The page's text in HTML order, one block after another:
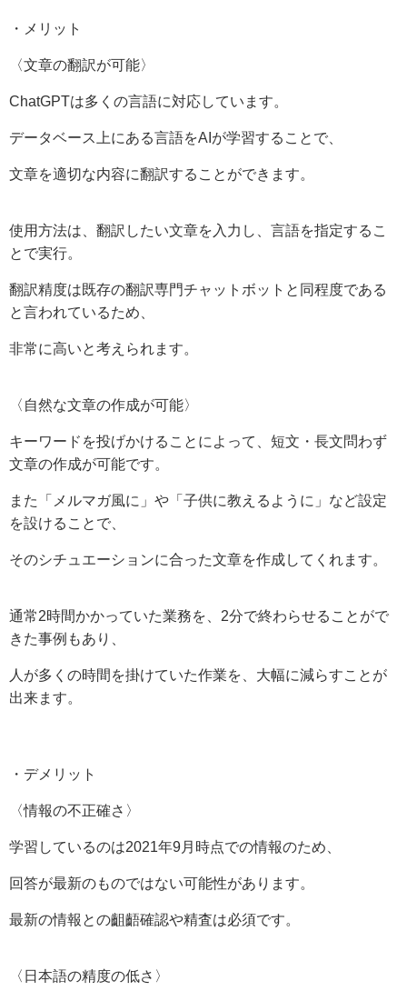
・メリット
〈文章の翻訳が可能〉
ChatGPTは多くの言語に対応しています。
データベース上にある言語をAIが学習することで、
文章を適切な内容に翻訳することができます。
使用方法は、翻訳したい文章を入力し、言語を指定するこ
とで実行。
翻訳精度は既存の翻訳専門チャットボットと同程度である
と言われているため、
非常に高いと考えられます。
〈自然な文章の作成が可能〉
キーワードを投げかけることによって、短文・長文問わず
文章の作成が可能です。
また「メルマガ風に」や「子供に教えるように」など設定
を設けることで、
そのシチュエーションに合った文章を作成してくれます。
通常2時間かかっていた業務を、2分で終わらせることがで
きた事例もあり、
人が多くの時間を掛けていた作業を、大幅に減らすことが
出来ます。
・デメリット
〈情報の不正確さ〉
学習しているのは2021年9月時点での情報のため、
回答が最新のものではない可能性があります。
最新の情報との齟齬確認や精査は必須です。
〈日本語の精度の低さ〉